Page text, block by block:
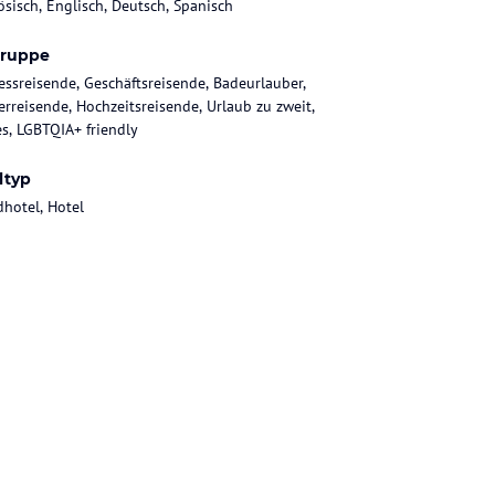
Englisch, Deutsch, Spanisch
Geschäftsreisende, Badeurlauber,
Hochzeitsreisende, Urlaub zu zweit,
LGBTQIA+ friendly
Hotel